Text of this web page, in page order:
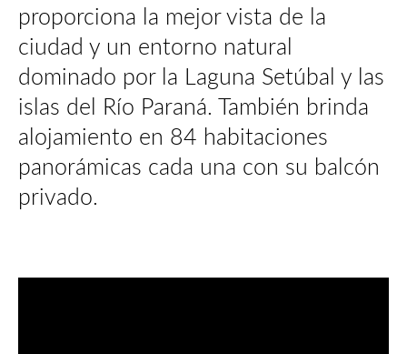
proporciona la mejor vista de la
ciudad y un entorno natural
dominado por la Laguna Setúbal y las
islas del Río Paraná. También brinda
alojamiento en 84 habitaciones
panorámicas cada una con su balcón
privado.